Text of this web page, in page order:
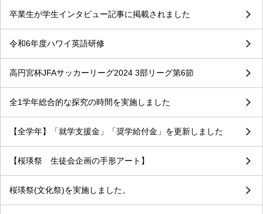
卒業生が学生インタビュー記事に掲載されました
令和6年度ハワイ英語研修
高円宮杯JFAサッカーリーグ2024 3部リーグ第6節
全1学年総合的な探究の時間を実施しました
【全学年】「就学支援金」「奨学給付金」を更新しました
【桜瑛祭 生徒会企画の手形アート】
桜瑛祭(文化祭)を実施しました。